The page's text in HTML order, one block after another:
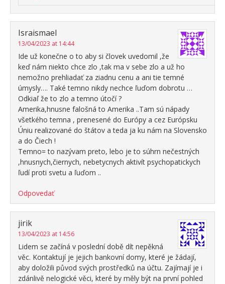
Israismael
13/04/2023 at 14:44
Ide už konečne o to aby si človek uvedomil ,že
keď nám niekto chce zlo ,tak ma v sebe zlo a už ho
nemožno prehliadať za ziadnu cenu a ani tie temné
úmysly…. Také temno nikdy nechce ľuďom dobrotu …
Odkiaľ že to zlo a temno útočí ?
Amerika,hnusne falošná to Amerika ..Tam sú nápady
všetkého temna , prenesené do Európy a cez Európsku
Úniu realizované do štátov a teda ja ku nám na Slovensko
a do Čiech !
Temno= to nazývam preto, lebo je to súhrn nečestných
,hnusnych,čiernych, nebetycnych aktivít psychopatickych
ľudí proti svetu a ľuďom ..
Odpovedať
jirik
13/04/2023 at 14:56
Lidem se začíná v poslední době dít nepěkná
věc. Kontaktují je jejich bankovní domy, které je žádají,
aby doložili původ svých prostředků na účtu. Zajímají je i
zdánlivě nelogické věci, které by měly být na první pohled